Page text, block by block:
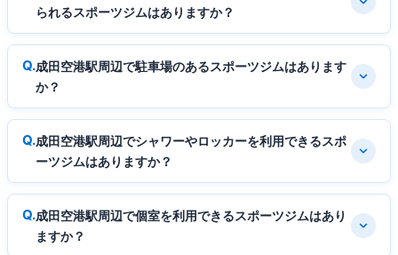
られるスポーツジムはありますか？
成田空港駅周辺で駐車場のあるスポーツジムはあります
か？
成田空港駅周辺でシャワーやロッカーを利用できるスポ
ーツジムはありますか？
成田空港駅周辺で個室を利用できるスポーツジムはあり
ますか？